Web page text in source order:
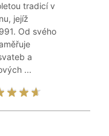
tradicí v
jejíž
Od svého
a
...